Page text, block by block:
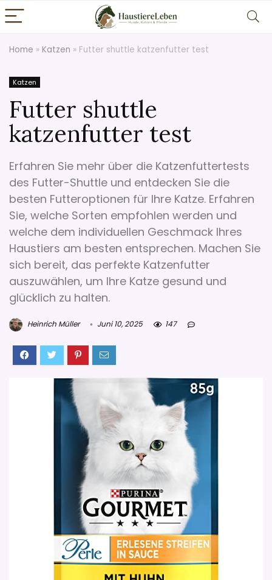
Home » Katzen » Futter shuttle katzenfutter test
Katzen
Futter shuttle
katzenfutter test
Erfahren Sie mehr über die Katzenfuttertests
des Futter-Shuttle und entdecken Sie die
besten Futteroptionen für Ihre Katze. Erfahren
Sie, welche Sorten empfohlen werden und
welche dem individuellen Geschmack Ihres
Haustiers am besten entsprechen. Machen Sie
sich bereit, das perfekte Katzenfutter
auszuwählen, um Ihre Katze gesund und
glücklich zu halten.
Heinrich Müller Juni 10, 2025 147